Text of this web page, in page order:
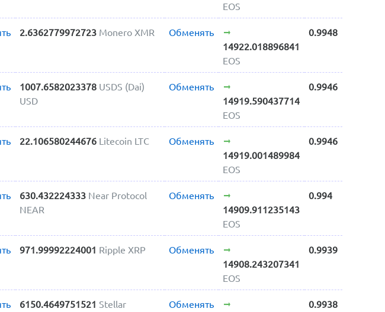
EOS
2.6362779972723 Monero XMR
Обменять
14922.018896841
EOS
0.9948
1007.6582023378 USDS (Dai)
USD
Обменять
14919.590437714
EOS
0.9946
22.106580244676 Litecoin LTC
Обменять
14919.001489984
EOS
0.9946
630.432224333 Near Protocol
NEAR
Обменять
14909.911235143
EOS
0.994
971.99992224001 Ripple XRP
Обменять
14908.243207341
EOS
0.9939
6150.4649751521 Stellar
Обменять
0.9938